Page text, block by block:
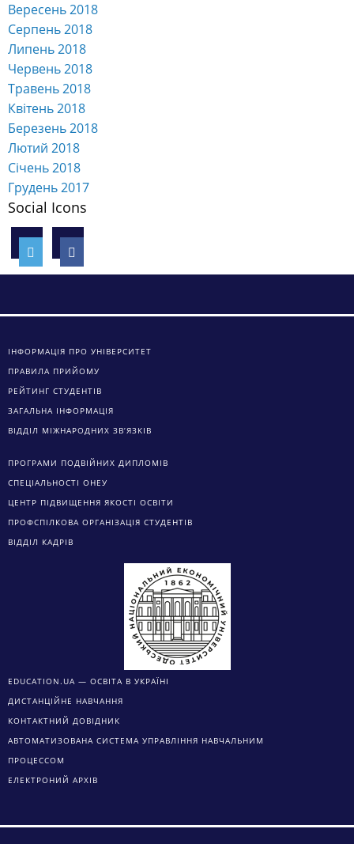
Вересень 2018
Серпень 2018
Липень 2018
Червень 2018
Травень 2018
Квітень 2018
Березень 2018
Лютий 2018
Січень 2018
Грудень 2017
Social Icons
ІНФОРМАЦІЯ ПРО УНІВЕРСИТЕТ
ПРАВИЛА ПРИЙОМУ
РЕЙТИНГ СТУДЕНТІВ
ЗАГАЛЬНА ІНФОРМАЦІЯ
ВІДДІЛ МІЖНАРОДНИХ ЗВ’ЯЗКІВ
ПРОГРАМИ ПОДВІЙНИХ ДИПЛОМІВ
СПЕЦІАЛЬНОСТІ ОНЕУ
ЦЕНТР ПІДВИЩЕННЯ ЯКОСТІ ОСВІТИ
ПРОФСПІЛКОВА ОРГАНІЗАЦІЯ СТУДЕНТІВ
ВІДДІЛ КАДРІВ
EDUCATION.UA — ОСВІТА В УКРАЇНІ
ДИСТАНЦІЙНЕ НАВЧАННЯ
КОНТАКТНИЙ ДОВІДНИК
АВТОМАТИЗОВАНА СИСТЕМА УПРАВЛІННЯ НАВЧАЛЬНИМ
ПРОЦЕССОМ
ЕЛЕКТРОНИЙ АРХІВ